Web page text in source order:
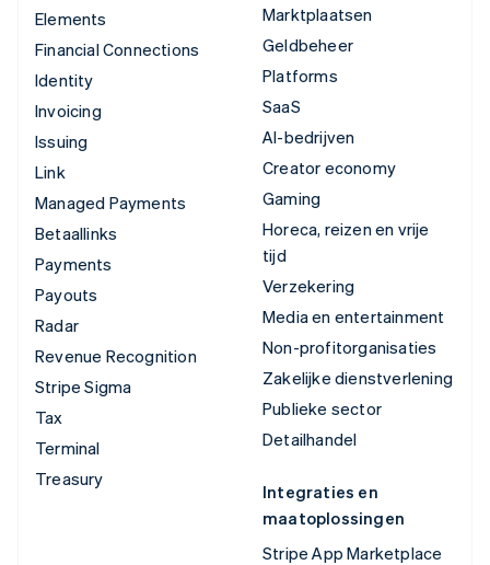
Elements
Financial Connections
Identity
Invoicing
Issuing
Link
Managed Payments
Betaallinks
Payments
Payouts
Radar
Revenue Recognition
Stripe Sigma
Tax
Terminal
Treasury
Marktplaatsen
Geldbeheer
Platforms
SaaS
AI-bedrijven
Creator economy
Gaming
Horeca, reizen en vrije
tijd
Verzekering
Media en entertainment
Non-profitorganisaties
Zakelijke dienstverlening
Publieke sector
Detailhandel
Integraties en
maatoplossingen
Stripe App Marketplace